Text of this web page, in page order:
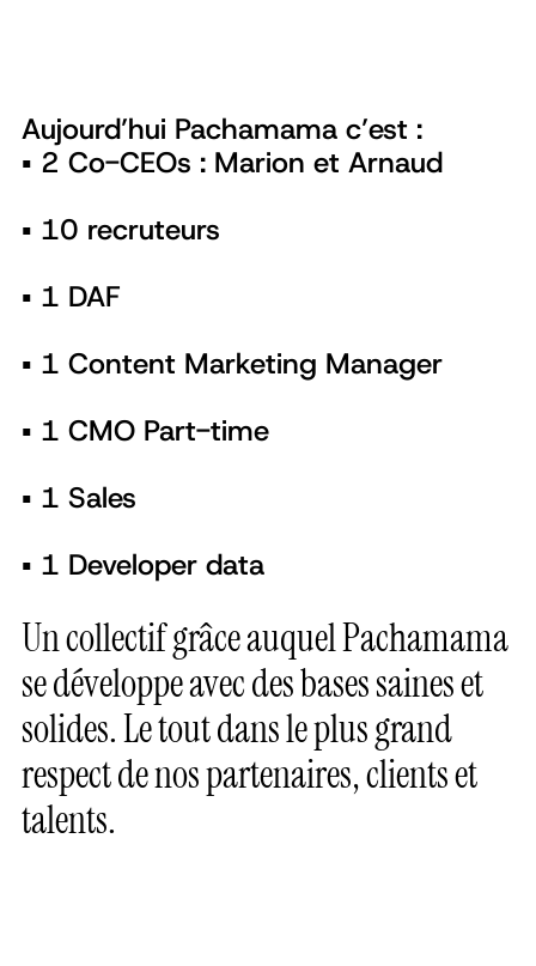
Aujourd’hui Pachamama c’est :
▪️ 2 Co-CEOs : Marion et Arnaud
▪️ 10 recruteurs
▪️ 1 DAF
▪️ 1 Content Marketing Manager
▪️ 1 CMO Part-time
▪️ 1 Sales
▪️ 1 Developer data
Un collectif grâce auquel Pachamama
se développe avec des bases saines et
solides. Le tout dans le plus grand
respect de nos partenaires, clients et
talents.